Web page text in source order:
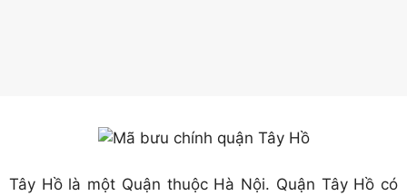
Tây Hồ là một Quận thuộc Hà Nội. Quận Tây Hồ có